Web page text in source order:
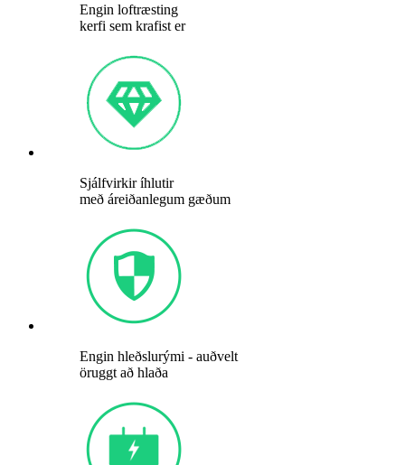
Engin loftræsting
kerfi sem krafist er
Sjálfvirkir íhlutir
með áreiðanlegum gæðum
Engin hleðslurými - auðvelt
öruggt að hlaða